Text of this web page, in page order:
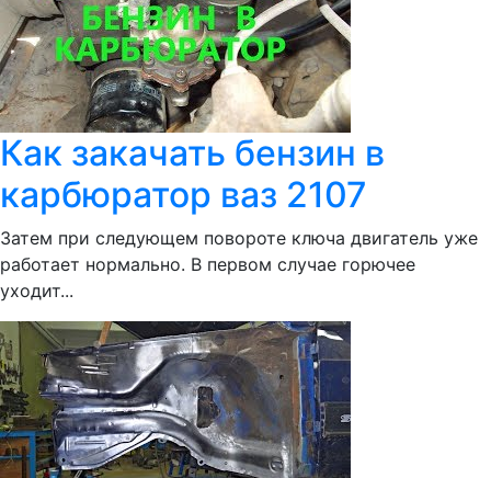
Как закачать бензин в
карбюратор ваз 2107
Затем при следующем повороте ключа двигатель уже
работает нормально. В первом случае горючее
уходит...